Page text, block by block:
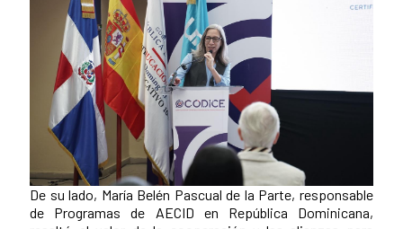
De su lado, María Belén Pascual de la Parte, responsable
de Programas de AECID en República Dominicana,